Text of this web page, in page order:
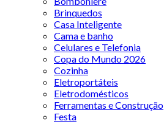
Brinquedos
Casa Inteligente
Cama e banho
Celulares e Telefonia
Copa do Mundo 2026
Cozinha
Eletroportáteis
Eletrodomésticos
Ferramentas e Construção
Festa